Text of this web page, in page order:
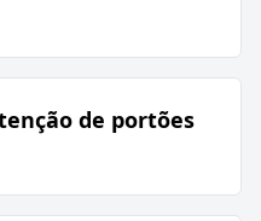
de portões